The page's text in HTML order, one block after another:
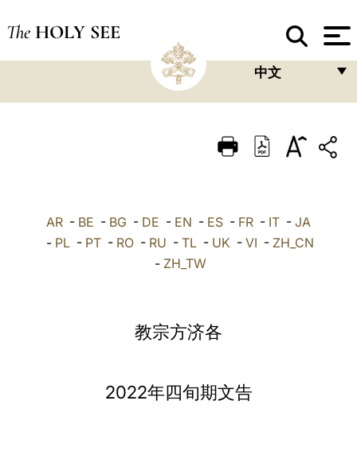
The HOLY SEE
中文
FRANÇAIS
ENGLISH
ESPAÑOL
AR - BE - BG - DE - EN - ES - FR - IT - JA
- PL - PT - RO - RU - TL - UK - VI - ZH_CN
- ZH_TW
教宗方济各
2022年四旬期文告